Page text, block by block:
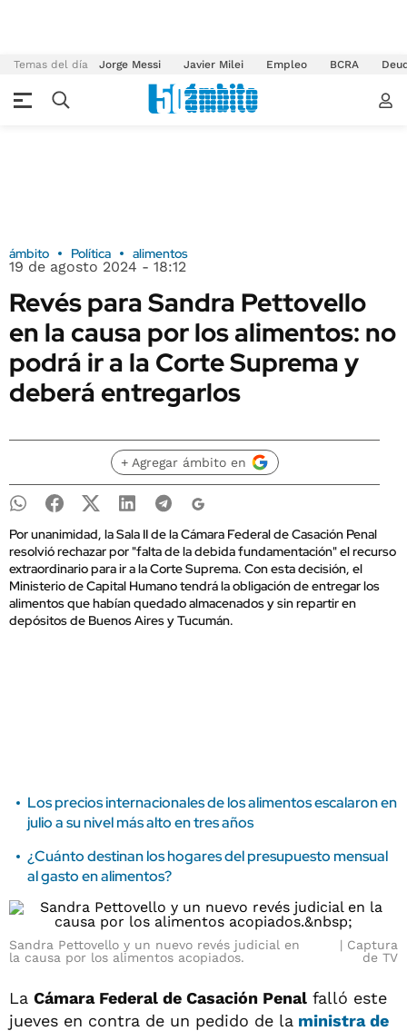
Temas del día Jorge Messi Javier Milei Empleo BCRA
ámbito Política alimentos
19 de agosto 2024 - 18:12
Revés para Sandra Pettovello
en la causa por los alimentos: no
podrá ir a la Corte Suprema y
deberá entregarlos
+ Agregar ámbito en
Por unanimidad, la Sala II de la Cámara Federal de Casación Penal
resolvió rechazar por "falta de la debida fundamentación" el recurso
extraordinario para ir a la Corte Suprema. Con esta decisión, el
Ministerio de Capital Humano tendrá la obligación de entregar los
alimentos que habían quedado almacenados y sin repartir en
depósitos de Buenos Aires y Tucumán.
Los precios internacionales de los alimentos escalaron en
julio a su nivel más alto en tres años
¿Cuánto destinan los hogares del presupuesto mensual
al gasto en alimentos?
Sandra Pettovello y un nuevo revés judicial en
la causa por los alimentos acopiados.
Captura
de TV
La Cámara Federal de Casación Penal falló este
jueves en contra de un pedido de la ministra de